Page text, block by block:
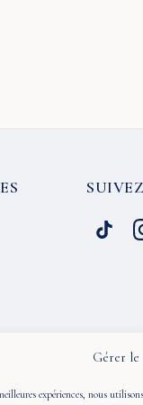
Gérer le
expériences, nous